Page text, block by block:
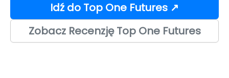
Idź do Top One Futures ↗
Zobacz Recenzję Top One Futures